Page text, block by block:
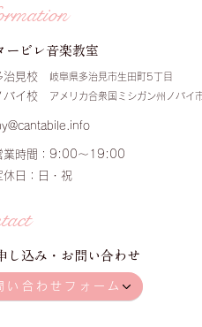
ービレ音楽教室
治見校 岐阜県多治見市生田町5丁目
バイ校 アメリカ合衆国ミシガン州ノバイ
業時間：9:00〜19:00
休日：日・祝
し込み・お問い合わせ
い合わせフォーム